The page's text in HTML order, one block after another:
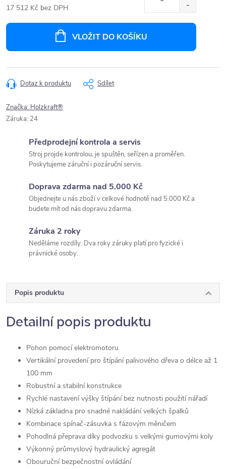
17 512 Kč bez DPH
VLOŽIT DO KOŠÍKU
Dotaz k produktu Sdílet
Značka: Holzkraft®
Záruka: 24
Předprodejní kontrola a servis
Stroj projde kontrolou, je spuštěn, seřízen a proměřen.
Poskytujeme záruční i pozáruční servis.
Doprava zdarma nad 5.000 Kč
Objednejte u nás zboží v celkové hodnotě nad 5.000 Kč a
budete mít od nás dopravu zdarma.
Záruka 2 roky
Neděláme rozdíly. Dva roky záruky platí pro fyzické i
právnické osoby.
Popis produktu
Detailní popis produktu
Pohon pomocí elektromotoru
Vertikální provedení pro štípání palivového dřeva o délce až 1
100 mm
Robustní a stabilní konstrukce
Rychlé nastavení výšky štípání bez nutnosti použití nářadí
Nízká základna pro snadné nakládání velkých špalků
Kombinace spínač-zásuvka s fázovým měničem
Pohodlná přeprava díky podvozku s velkými gumovými koly
Výkonný průmyslový hydraulický agregát
Obouruční bezpečnostní ovládání